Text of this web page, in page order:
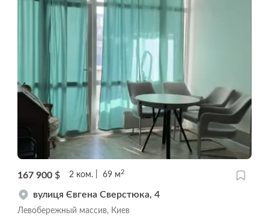
167 900 $ 2 ком. 69 м 2
вулиця Євгена Сверстюка, 4
Левобережный массив, Киев